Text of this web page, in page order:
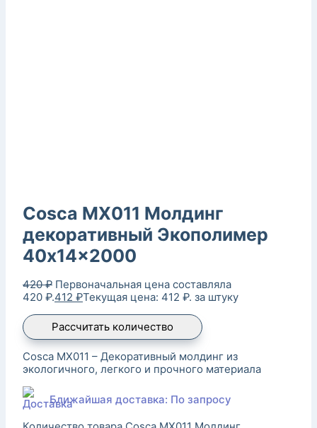
Cosca MX011 Молдинг
декоративный Экополимер
40x14x2000
420₽ Первоначальная цена составляла
420 ₽.412 ₽Текущая цена: 412 ₽. за штуку
Рассчитать количество
Cosca MX011 – Декоративный молдинг из
экологичного, легкого и прочного материала
Ближайшая доставка: По запросу